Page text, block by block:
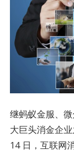
继蚂蚁金服、
大巨头消金企
14 日，互联网